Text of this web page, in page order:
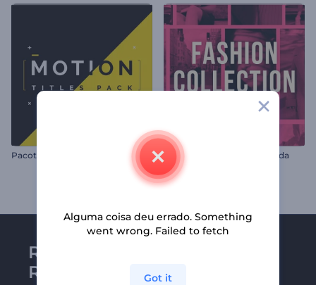
Pacote de Títulos em Movimento Abertura de Coleção de Moda
Receba a newsletter da
Renderforest
Alguma coisa deu errado. Something
went wrong. Failed to fetch
Got it